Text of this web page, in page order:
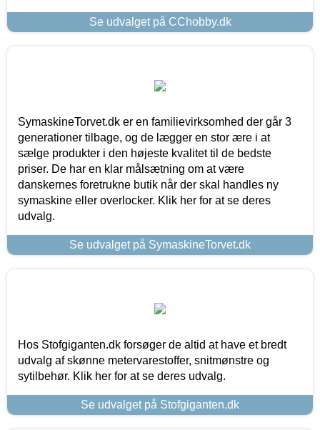
Se udvalget på CChobby.dk
SymaskineTorvet.dk er en familievirksomhed der går 3
generationer tilbage, og de lægger en stor ære i at
sælge produkter i den højeste kvalitet til de bedste
priser. De har en klar målsætning om at være
danskernes foretrukne butik når der skal handles ny
symaskine eller overlocker. Klik her for at se deres
udvalg.
Se udvalget på SymaskineTorvet.dk
Hos Stofgiganten.dk forsøger de altid at have et bredt
udvalg af skønne metervarestoffer, snitmønstre og
sytilbehør. Klik her for at se deres udvalg.
Se udvalget på Stofgiganten.dk